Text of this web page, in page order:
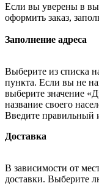
Если вы уверены в
оформить заказ,
Заполнение адреса
Выберите из списка
пункта. Если вы не
выберите значение
название своего
Введите правильный
Доставка
В зависимости от
доставки. Выберите